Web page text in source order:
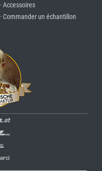
· Accessoires
· Commander un échantillon